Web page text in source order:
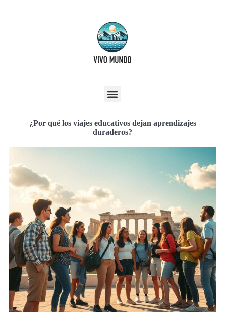
¿Por qué los viajes educativos dejan aprendizajes
duraderos?